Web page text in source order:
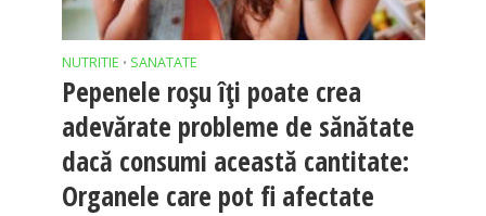
NUTRITIE • SANATATE
Pepenele roșu îți poate crea
adevărate probleme de sănătate
dacă consumi această cantitate:
Organele care pot fi afectate